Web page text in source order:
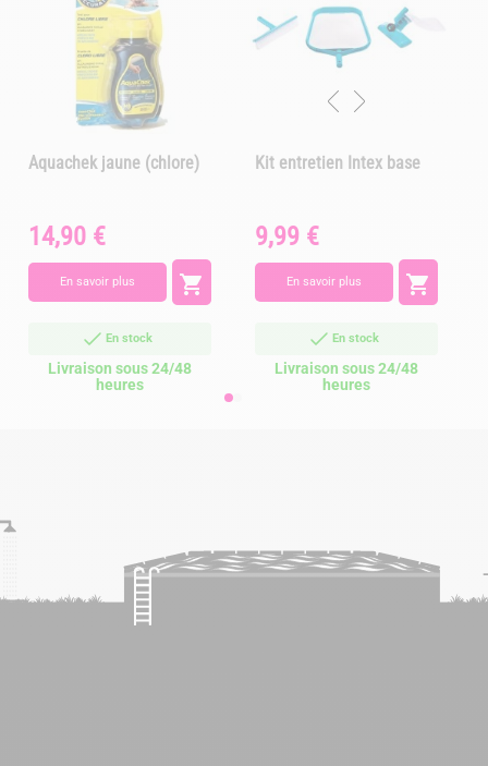
Aquachek jaune (chlore)
Prix
14,90 €
En savoir plus 
En stock
Livraison sous 24/48
heures
Kit entretien Intex base
Prix
9,99 €
En savoir plus 
En stock
Livraison sous 24/48
heures